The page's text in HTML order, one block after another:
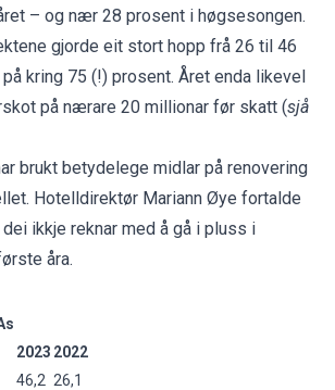
– og nær 28 prosent i høgsesongen.
gjorde eit stort hopp frå 26 til 46
kring 75 (!) prosent. Året enda likevel
på nærare 20 millionar før skatt (sjå
brukt betydelege midlar på renovering
Hotelldirektør Mariann Øye fortalde
dei ikkje reknar med å gå i pluss i
åra.
2023 2022
46,2 26,1